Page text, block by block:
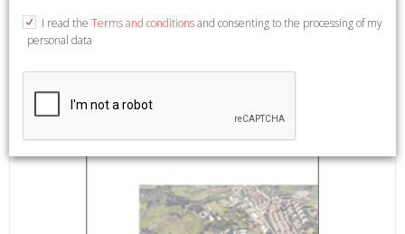
ill. b/n e col.
I read the Terms and conditionsand consenting to the processing of my
personal data